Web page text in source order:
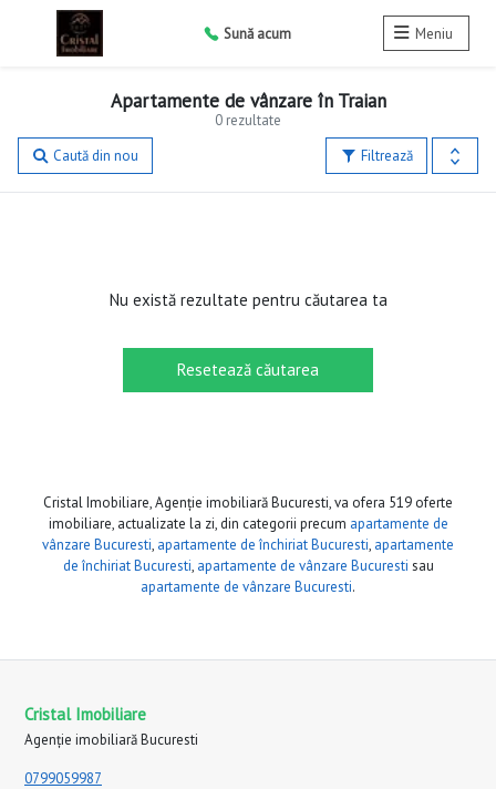
Sună acum Meniu
0 rezultate
Apartamente de vânzare în Traian
Filtrează
Caută din nou
Nu există rezultate pentru căutarea ta
Resetează căutarea
Cristal Imobiliare, Agenție imobiliară Bucuresti, va ofera 519 oferte
imobiliare, actualizate la zi, din categorii precum apartamente de
vânzare Bucuresti, apartamente de închiriat Bucuresti, apartamente
de închiriat Bucuresti, apartamente de vânzare Bucuresti sau
apartamente de vânzare Bucuresti.
Cristal Imobiliare
Agenție imobiliară Bucuresti
0799059987